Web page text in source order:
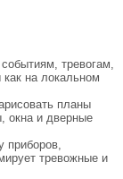
тревогам,
на локальном
планы
окна и дверные
приборов,
тревожные и